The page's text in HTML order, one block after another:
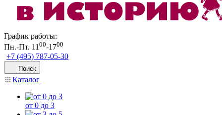
График работы:
Пн.-Пт. 1100-1700
+7 (495) 787-05-30
Поиск
Каталог
от 0 до 3